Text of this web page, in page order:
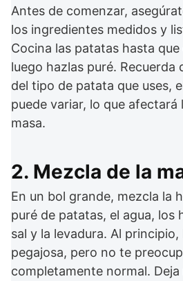
Antes de comenzar,
los ingredientes medidos y
Cocina las patatas hasta
luego hazlas puré. Recuerda
del tipo de patata que uses,
puede variar, lo que afectará
masa.
2. Mezcla de la
En un bol grande, mezcla la
puré de patatas, el agua, los
sal y la levadura. Al principio,
pegajosa, pero no te
completamente normal. Deja